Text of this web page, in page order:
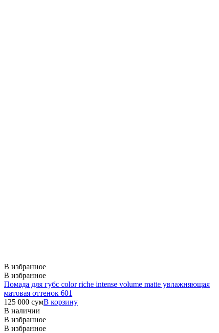
В избранное
В избранное
Помада для губс color riche intense volume matte увлажняющая
матовая оттенок 601
125 000 сумВ корзину
В наличии
В избранное
В избранное